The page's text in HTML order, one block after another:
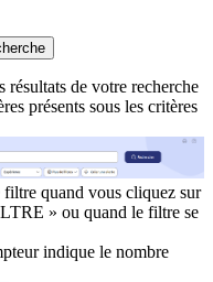
de votre recherche
présents sous les critères
filtre quand vous cliquez sur
» ou quand le filtre se
indique le nombre